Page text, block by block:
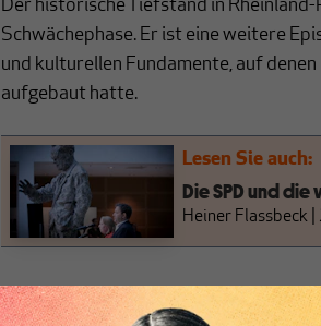
Der historische Tiefstand in
Schwächephase. Er ist eine weitere
und kulturellen Fundamente, auf
aufgebaut hatte.
Lesen Sie auch:
Die SPD und
Heiner Flassbeck